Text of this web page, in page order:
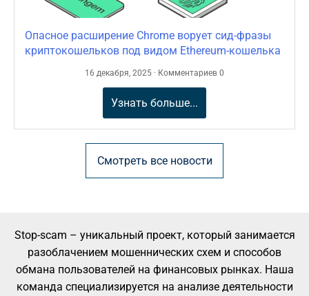
Опасное расширение Chrome ворует сид-фразы
криптокошельков под видом Ethereum-кошелька
16 декабря, 2025 · Комментариев 0
Узнать больше...
Смотреть все новости
Stop-scam – уникальный проект, который занимается
разоблачением мошеннических схем и способов
обмана пользователей на финансовых рынках. Наша
команда специализируется на анализе деятельности